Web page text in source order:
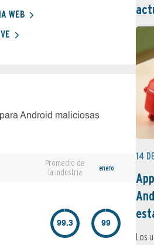
WEB
Android maliciosas
Promedio de
la industria
enero
99.3 99
14
Los